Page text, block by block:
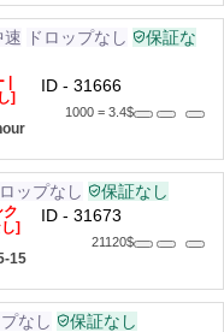
速 ドロップなし
保証な
]
ID - 31666
1000 = 3.4$
ロップなし 保証なし
]
15
ID - 31673
21120$
なし 保証なし